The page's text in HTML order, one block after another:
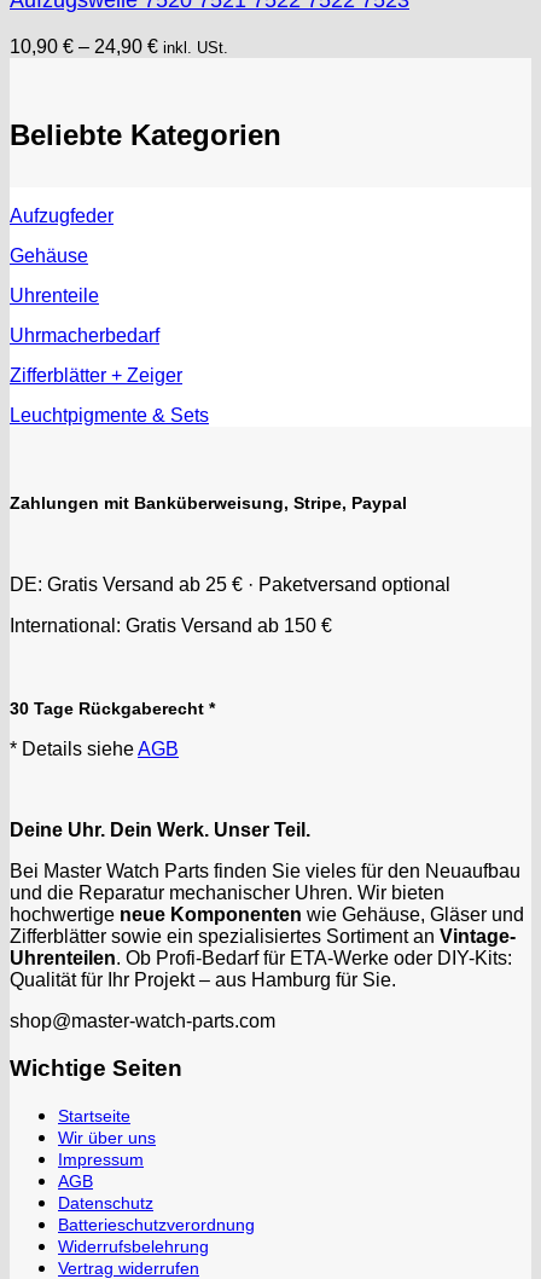
10,90 € – 24,90 € inkl. USt.
Beliebte Kategorien
Aufzugfeder
Gehäuse
Uhrenteile
Uhrmacherbedarf
Zifferblätter + Zeiger
Leuchtpigmente & Sets
Zahlungen mit Banküberweisung, Stripe, Paypal
DE: Gratis Versand ab 25 € · Paketversand optional
International: Gratis Versand ab 150 €
30 Tage Rückgaberecht *
* Details sieheAGB
Deine Uhr. Dein Werk. Unser Teil.
Bei Master Watch Parts finden Sie vieles für den Neuaufbau
und die Reparatur mechanischer Uhren. Wir bieten
hochwertige neue Komponenten wie Gehäuse, Gläser und
Zifferblätter sowie ein spezialisiertes Sortiment an Vintage-
Uhrenteilen. Ob Profi-Bedarf für ETA-Werke oder DIY-Kits:
Qualität für Ihr Projekt – aus Hamburg für Sie.
shop@master-watch-parts.com
Wichtige Seiten
Startseite
Wir über uns
Impressum
AGB
Datenschutz
Batterieschutzverordnung
Widerrufsbelehrung
Vertrag widerrufen